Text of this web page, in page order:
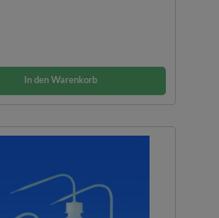
In den Warenkorb